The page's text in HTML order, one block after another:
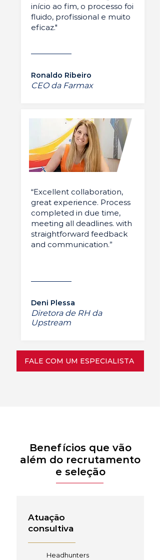
início ao fim, o processo foi
fluido, profissional e muito
eficaz."
Ronaldo Ribeiro
CEO da Farmax
“Excellent collaboration,
great experience. Process
completed in due time,
meeting all deadlines. with
straightforward feedback
and communication.”
Deni Plessa
Diretora de RH da
Upstream
FALE COM UM ESPECIALISTA
Benefícios que vão
além do recrutamento
e seleção
Atuação
consultiva
Headhunters